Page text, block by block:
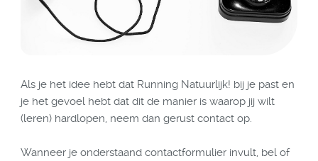
Als je het idee hebt dat Running Natuurlijk! bij je past en
je het gevoel hebt dat dit de manier is waarop jij wilt
(leren) hardlopen, neem dan gerust contact op.
Wanneer je onderstaand contactformulier invult, bel of